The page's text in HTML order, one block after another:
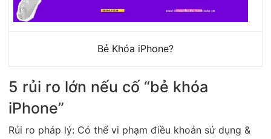
Bẻ Khóa iPhone?
5 rủi ro lớn nếu cố “bẻ khóa
iPhone”
Rủi ro pháp lý: Có thể vi phạm điều khoản sử dụng &